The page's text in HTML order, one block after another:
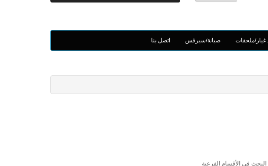
ملحقات صيانة/سيرفس اتصل بنا
البحث في الأقسام الفرعية